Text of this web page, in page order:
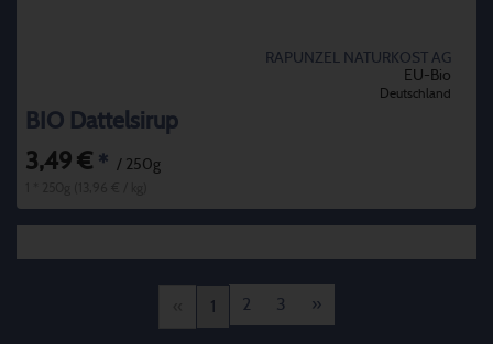
RAPUNZEL NATURKOST AG
EU-Bio
Deutschland
BIO Dattelsirup
3,49 € * / 250g
1 2 3 »